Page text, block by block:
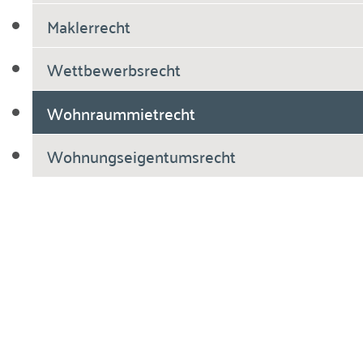
Maklerrecht
Wettbewerbsrecht
Wohnraummietrecht
Wohnungseigentumsrecht